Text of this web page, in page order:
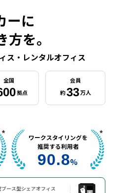
ーに
方を。
ス・レンタルオフィス
全国
拠点
会員
約33万人
ワークスタイリングを
推奨する利用者
90.8%
ブース型シェアオフィス